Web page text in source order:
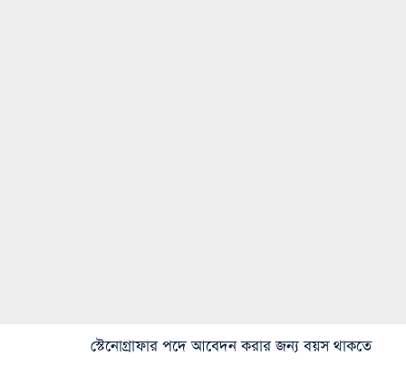
স্টেনোগ্রাফার পদে আবেদন করার জন্য বয়স থাকতে